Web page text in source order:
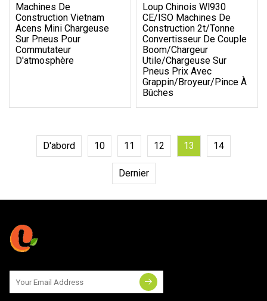
Machines De
Construction Vietnam
Acens Mini Chargeuse
Sur Pneus Pour
Commutateur
D'atmosphère
Loup Chinois Wl930
CE/ISO Machines De
Construction 2t/tonne
Convertisseur De Couple
Boom/chargeur
Utile/chargeuse Sur
Pneus Prix Avec
Grappin/broyeur/pince À
Bûches
D'abord 10 11 12 13 14
Dernier